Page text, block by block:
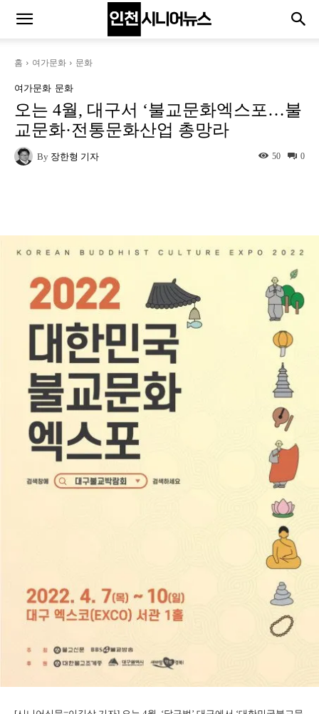
홈 여가문화 문화
여가문화 문화
오는 4월, 대구서 ‘불교문화엑스포…불
교문화·전통문화산업 총망라
By 장한형 기자 0
50